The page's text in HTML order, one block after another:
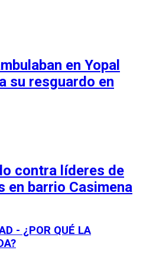
en Yopal
su resguardo en
contra líderes de
en barrio Casimena
- ¿POR QUÉ LA